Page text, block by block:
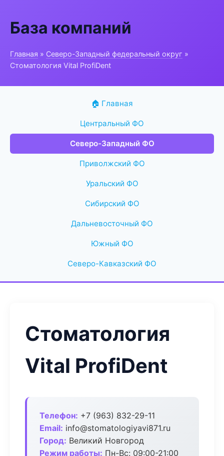
База компаний
Главная » Северо-Западный федеральный округ »
Стоматология Vital ProfiDent
🏠 Главная
Центральный ФО
Северо-Западный ФО
Приволжский ФО
Уральский ФО
Сибирский ФО
Дальневосточный ФО
Южный ФО
Северо-Кавказский ФО
Стоматология
Vital ProfiDent
Телефон: +7 (963) 832-29-11
Email: info@stomatologiyavi871.ru
Город: Великий Новгород
Режим работы: Пн-Вс: 09:00-21:00